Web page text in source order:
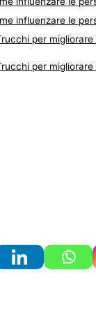
influenzare le
per migliorare
per migliorare